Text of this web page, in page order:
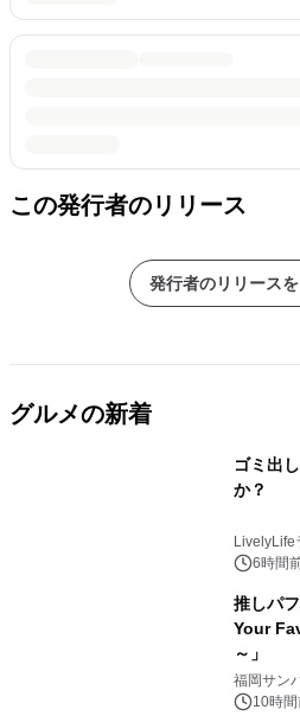
この発行者のリリース
発行者のリリース
グルメの新着
ゴミ出
か？
LivelyLife
6時間
推しパ
Your
～」
福岡サン
10時間